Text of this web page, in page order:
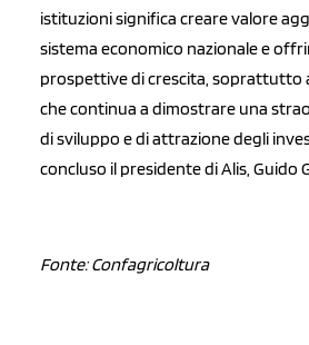
istituzioni significa creare valore
sistema economico nazionale e
prospettive di crescita, soprattutto
che continua a dimostrare una
di sviluppo e di attrazione degli
concluso il presidente di Alis, Guido
Fonte: Confagricoltura